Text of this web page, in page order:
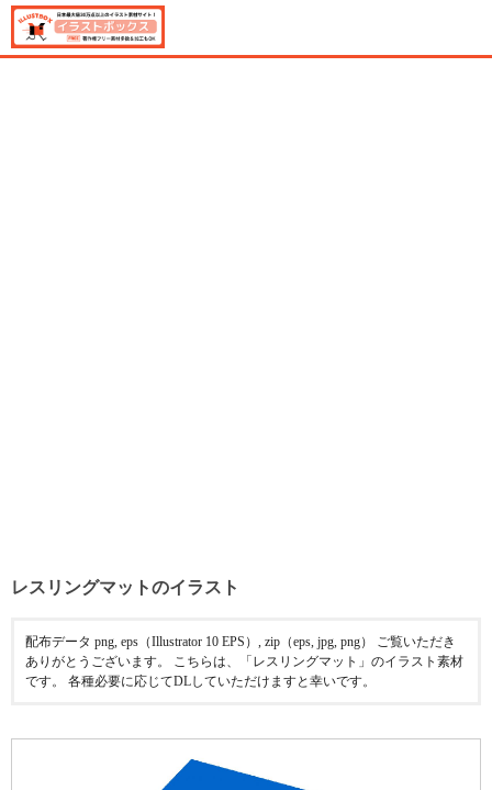
レスリングマットのイラスト
配布データ png, eps（Illustrator 10 EPS）, zip（eps, jpg, png） ご覧いただき
ありがとうございます。 こちらは、「レスリングマット」のイラスト素材
です。 各種必要に応じてDLしていただけますと幸いです。